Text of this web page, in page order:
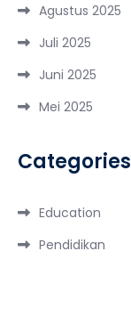
Agustus 2025
Juli 2025
Juni 2025
Mei 2025
Categories
Education
Pendidikan